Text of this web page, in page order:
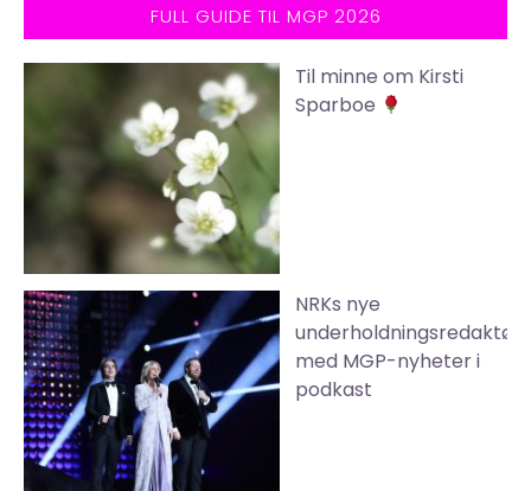
FULL GUIDE TIL MGP 2026
Til minne om Kirsti
Sparboe
NRKs nye
underholdningsredaktør
med MGP-nyheter i
podkast